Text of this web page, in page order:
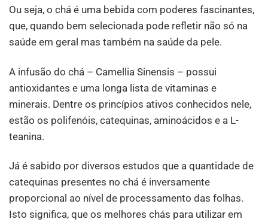
Ou seja, o chá é uma bebida com poderes fascinantes,
que, quando bem selecionada pode refletir não só na
saúde em geral mas também na saúde da pele.
A infusão do chá – Camellia Sinensis – possui
antioxidantes e uma longa lista de vitaminas e
minerais. Dentre os princípios ativos conhecidos nele,
estão os polifenóis, catequinas, aminoácidos e a L-
teanina.
Já é sabido por diversos estudos que a quantidade de
catequinas presentes no chá é inversamente
proporcional ao nível de processamento das folhas.
Isto significa, que os melhores chás para utilizar em